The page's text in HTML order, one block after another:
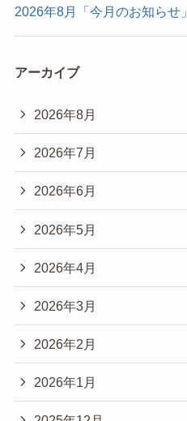
2026年8月「今月のお知らせ」
アーカイブ
2026年8月
2026年7月
2026年6月
2026年5月
2026年4月
2026年3月
2026年2月
2026年1月